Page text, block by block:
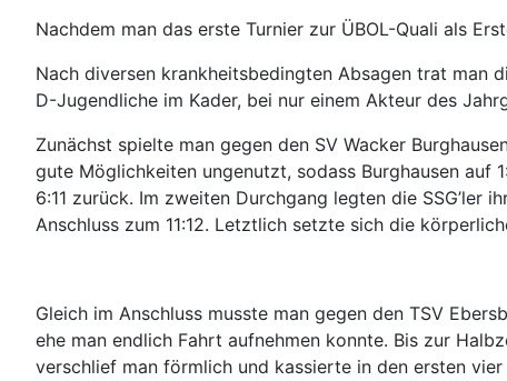
Nachdem man das erste Turnier zur ÜBOL-Quali als
Nach diversen krankheitsbedingten Absagen trat man
D-Jugendliche im Kader, bei nur einem Akteur des
Zunächst spielte man gegen den SV Wacker
gute Möglichkeiten ungenutzt, sodass Burghausen
6:11 zurück. Im zweiten Durchgang legten die SSG’ler
Anschluss zum 11:12. Letztlich setzte sich die
Gleich im Anschluss musste man gegen den TSV
ehe man endlich Fahrt aufnehmen konnte. Bis zur
verschlief man förmlich und kassierte in den ersten